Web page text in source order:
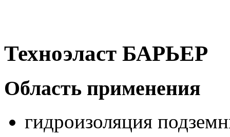
Техноэласт БАРЬЕР
Область применения
гидроизоляция